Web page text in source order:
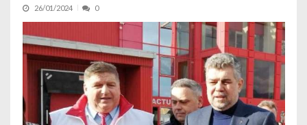
26/01/2024 0